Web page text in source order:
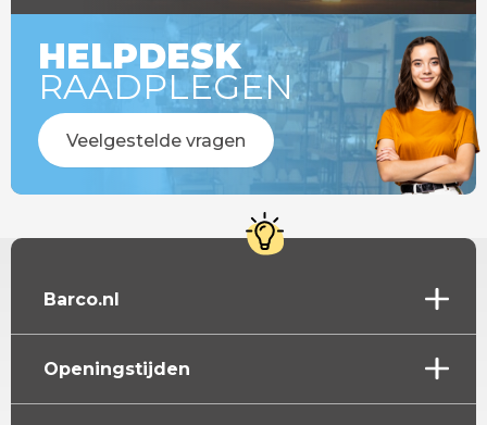
HELPDESK
RAADPLEGEN
Veelgestelde vragen
Barco.nl
Openingstijden